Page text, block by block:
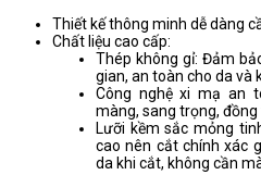
Thiết kế thông minh dễ dàng
Chất liệu cao cấp:
Thép không gỉ: Đảm
gian, an toàn cho da và
Công nghệ xi mạ an
màng, sang trọng, đồng
Lưỡi kềm sắc mỏng
cao nên cắt chính xác
da khi cắt, không cần